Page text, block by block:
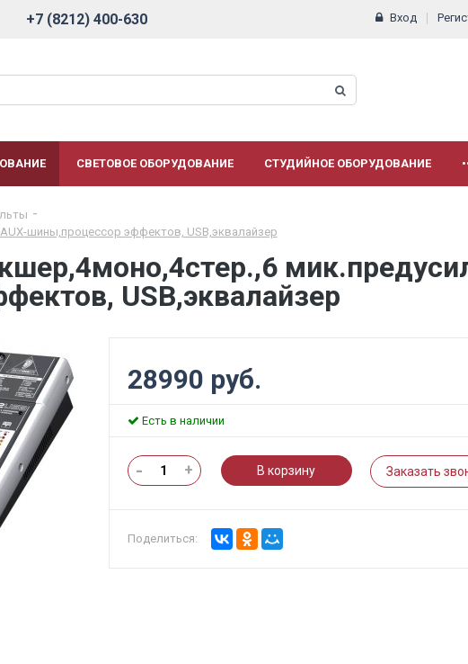
+7 (8212) 400-630 Вход
СВЕТОВОЕ ОБОРУДОВАНИЕ СТУДИЙНОЕ ОБОРУДОВАНИЕ
шины,процессор эффектов, USB,эквалайзер
USB,эквалайзер
28990 руб.
Есть в наличии
- + В корзину Заказать
Поделиться: